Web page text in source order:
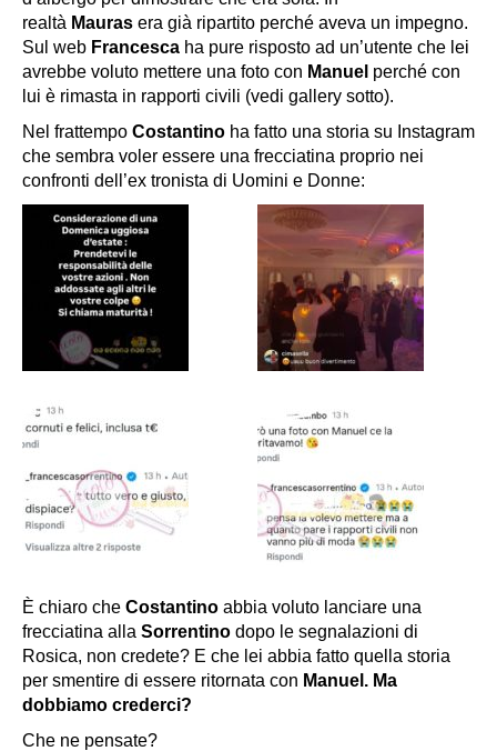
realtà Mauras era già ripartito perché aveva un impegno.
Sul web Francesca ha pure risposto ad un’utente che lei
avrebbe voluto mettere una foto con Manuel perché con
lui è rimasta in rapporti civili (vedi gallery sotto).
Nel frattempo Costantino ha fatto una storia su Instagram
che sembra voler essere una frecciatina proprio nei
confronti dell’ex tronista di Uomini e Donne:
È chiaro che Costantino abbia voluto lanciare una
frecciatina alla Sorrentino dopo le segnalazioni di
Rosica, non credete? E che lei abbia fatto quella storia
per smentire di essere ritornata con Manuel. Ma
dobbiamo crederci?
Che ne pensate?